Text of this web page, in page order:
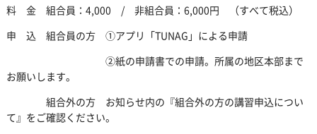
料 金 組合員：4,000 / 非組合員：6,000円 （すべて税込）
申 込 組合員の方 ①アプリ「TUNAG」による申請
②紙の申請書での申請。所属の地区本部まで
お願いします。
組合外の方 お知らせ内の『組合外の方の講習申込につい
て』をご確認ください。